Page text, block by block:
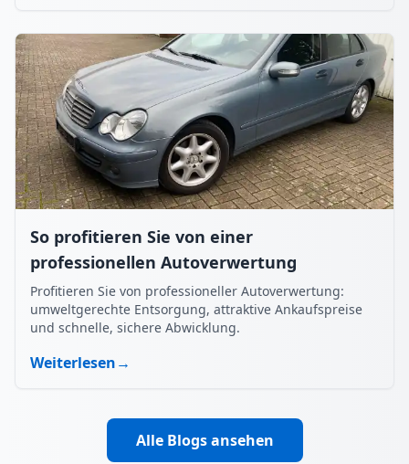
So profitieren Sie von einer
professionellen Autoverwertung
Profitieren Sie von professioneller Autoverwertung:
umweltgerechte Entsorgung, attraktive Ankaufspreise
und schnelle, sichere Abwicklung.
Weiterlesen→
Alle Blogs ansehen